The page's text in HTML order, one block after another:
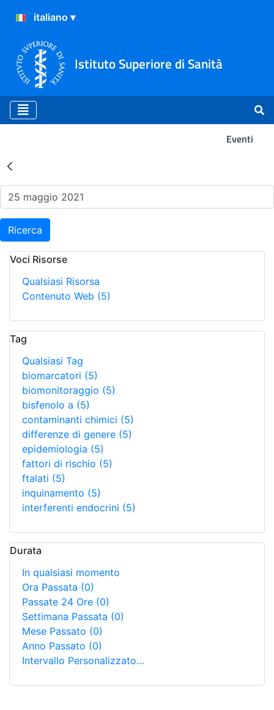
Istituto Superiore di Sanità
Eventi
Risultati della Ricerca -
Ricerca
Voci Risorse
Qualsiasi Risorsa
Contenuto Web (5)
Tag
Qualsiasi Tag
biomarcatori (5)
biomonitoraggio (5)
bisfenolo a (5)
contaminanti chimici (5)
differenze di genere (5)
epidemiologia (5)
fattori di rischio (5)
ftalati (5)
inquinamento (5)
interferenti endocrini (5)
Durata
In qualsiasi momento
Ora Passata (0)
Passate 24 Ore (0)
Settimana Passata (0)
Mese Passato (0)
Anno Passato (0)
Intervallo Personalizzato…